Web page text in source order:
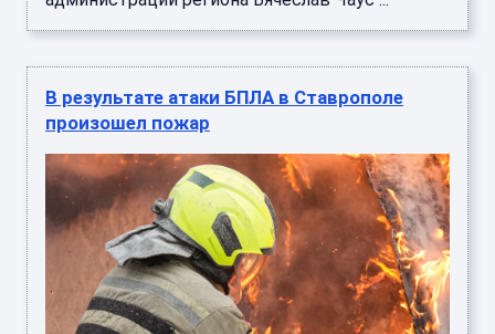
В результате атаки БПЛА в Ставрополе
произошел пожар